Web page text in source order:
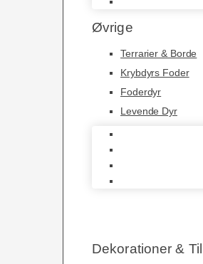
Øvrige
Terrarier & Borde
Krybdyrs Foder
Foderdyr
Levende Dyr
Dekorationer &